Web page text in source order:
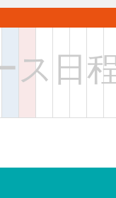
ス日